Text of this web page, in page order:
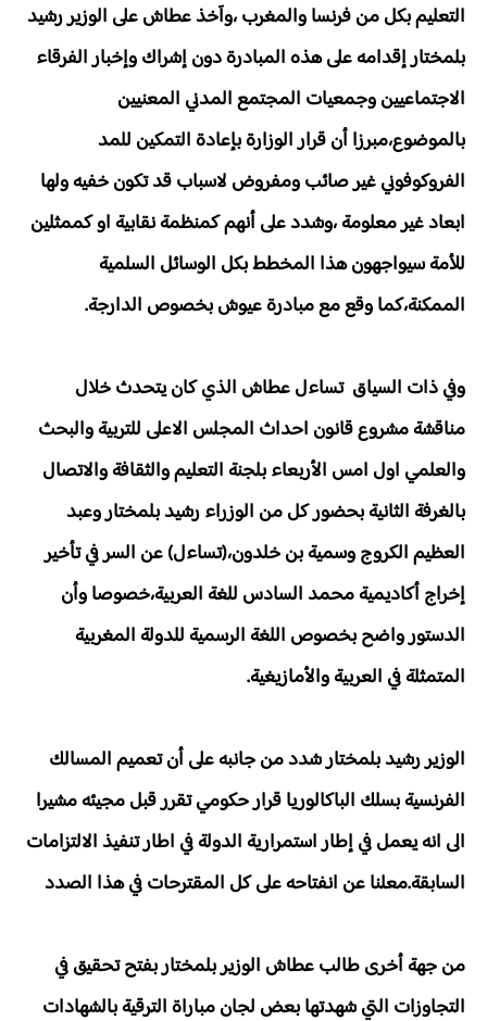
التعليم بكل من فرنسا والمغرب ،وآخذ عطاش على الوزير رشيد
بلمختار إقدامه على هذه المبادرة دون إشراك وإخبار الفرقاء
الاجتماعيين وجمعيات المجتمع المدني المعنيين
بالموضوع،مبرزا أن قرار الوزارة بإعادة التمكين للمد
الفروكوفوني غير صائب ومفروض لاسباب قد تكون خفيه ولها
ابعاد غير معلومة ،وشدد على أنهم كمنظمة نقابية او كممثلين
للأمة سيواجهون هذا المخطط بكل الوسائل السلمية
الممكنة،كما وقع مع مبادرة عيوش بخصوص الدارجة.
وفي ذات السياق تساءل عطاش الذي كان يتحدث خلال
مناقشة مشروع قانون احداث المجلس الاعلى للتربية والبحث
والعلمي اول امس الأربعاء بلجنة التعليم والثقافة والاتصال
بالغرفة الثانية بحضور كل من الوزراء رشيد بلمختار وعبد
العظيم الكروج وسمية بن خلدون،(تساءل) عن السر في تأخير
إخراج أكاديمية محمد السادس للغة العربية،خصوصا وأن
الدستور واضح بخصوص اللغة الرسمية للدولة المغربية
المتمثلة في العربية والأمازيغية.
الوزير رشيد بلمختار شدد من جانبه على أن تعميم المسالك
الفرنسية بسلك الباكالوريا قرار حكومي تقرر قبل مجيئه مشيرا
الى انه يعمل في إطار استمرارية الدولة في اطار تنفيذ الالتزامات
السابقة.معلنا عن انفتاحه على كل المقترحات في هذا الصدد
من جهة أخرى طالب عطاش الوزير بلمختار بفتح تحقيق في
التجاوزات التي شهدتها بعض لجان مباراة الترقية بالشهادات